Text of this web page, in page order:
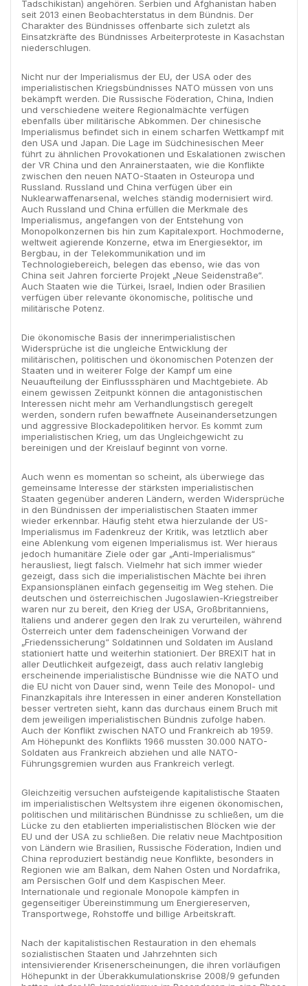
Tadschikistan) angehören. Serbien und Afghanistan haben
seit 2013 einen Beobachterstatus in dem Bündnis. Der
Charakter des Bündnisses offenbarte sich zuletzt als
Einsatzkräfte des Bündnisses Arbeiterproteste in Kasachstan
niederschlugen.
Nicht nur der Imperialismus der EU, der USA oder des
imperialistischen Kriegsbündnisses NATO müssen von uns
bekämpft werden. Die Russische Föderation, China, Indien
und verschiedene weitere Regionalmächte verfügen
ebenfalls über militärische Abkommen. Der chinesische
Imperialismus befindet sich in einem scharfen Wettkampf mit
den USA und Japan. Die Lage im Südchinesischen Meer
führt zu ähnlichen Provokationen und Eskalationen zwischen
der VR China und den Anrainerstaaten, wie die Konflikte
zwischen den neuen NATO-Staaten in Osteuropa und
Russland. Russland und China verfügen über ein
Nuklearwaffenarsenal, welches ständig modernisiert wird.
Auch Russland und China erfüllen die Merkmale des
Imperialismus, angefangen von der Entstehung von
Monopolkonzernen bis hin zum Kapitalexport. Hochmoderne,
weltweit agierende Konzerne, etwa im Energiesektor, im
Bergbau, in der Telekommunikation und im
Technologiebereich, belegen das ebenso, wie das von
China seit Jahren forcierte Projekt „Neue Seidenstraße“.
Auch Staaten wie die Türkei, Israel, Indien oder Brasilien
verfügen über relevante ökonomische, politische und
militärische Potenz.
Die ökonomische Basis der innerimperialistischen
Widersprüche ist die ungleiche Entwicklung der
militärischen, politischen und ökonomischen Potenzen der
Staaten und in weiterer Folge der Kampf um eine
Neuaufteilung der Einflusssphären und Machtgebiete. Ab
einem gewissen Zeitpunkt können die antagonistischen
Interessen nicht mehr am Verhandlungstisch geregelt
werden, sondern rufen bewaffnete Auseinandersetzungen
und aggressive Blockadepolitiken hervor. Es kommt zum
imperialistischen Krieg, um das Ungleichgewicht zu
bereinigen und der Kreislauf beginnt von vorne.
Auch wenn es momentan so scheint, als überwiege das
gemeinsame Interesse der stärksten imperialistischen
Staaten gegenüber anderen Ländern, werden Widersprüche
in den Bündnissen der imperialistischen Staaten immer
wieder erkennbar. Häufig steht etwa hierzulande der US-
Imperialismus im Fadenkreuz der Kritik, was letztlich aber
eine Ablenkung vom eigenen Imperialismus ist. Wer hieraus
jedoch humanitäre Ziele oder gar „Anti-Imperialismus“
herausliest, liegt falsch. Vielmehr hat sich immer wieder
gezeigt, dass sich die imperialistischen Mächte bei ihren
Expansionsplänen einfach gegenseitig im Weg stehen. Die
deutschen und österreichischen Jugoslawien-Kriegstreiber
waren nur zu bereit, den Krieg der USA, Großbritanniens,
Italiens und anderer gegen den Irak zu verurteilen, während
Österreich unter dem fadenscheinigen Vorwand der
„Friedenssicherung“ Soldatinnen und Soldaten im Ausland
stationiert hatte und weiterhin stationiert. Der BREXIT hat in
aller Deutlichkeit aufgezeigt, dass auch relativ langlebig
erscheinende imperialistische Bündnisse wie die NATO und
die EU nicht von Dauer sind, wenn Teile des Monopol- und
Finanzkapitals ihre Interessen in einer anderen Konstellation
besser vertreten sieht, kann das durchaus einem Bruch mit
dem jeweiligen imperialistischen Bündnis zufolge haben.
Auch der Konflikt zwischen NATO und Frankreich ab 1959.
Am Höhepunkt des Konflikts 1966 mussten 30.000 NATO-
Soldaten aus Frankreich abziehen und alle NATO-
Führungsgremien wurden aus Frankreich verlegt.
Gleichzeitig versuchen aufsteigende kapitalistische Staaten
im imperialistischen Weltsystem ihre eigenen ökonomischen,
politischen und militärischen Bündnisse zu schließen, um die
Lücke zu den etablierten imperialistischen Blöcken wie der
EU und der USA zu schließen. Die relativ neue Machtposition
von Ländern wie Brasilien, Russische Föderation, Indien und
China reproduziert beständig neue Konflikte, besonders in
Regionen wie am Balkan, dem Nahen Osten und Nordafrika,
am Persischen Golf und dem Kaspischen Meer.
Internationale und regionale Monopole kämpfen in
gegenseitiger Übereinstimmung um Energiereserven,
Transportwege, Rohstoffe und billige Arbeitskraft.
Nach der kapitalistischen Restauration in den ehemals
sozialistischen Staaten und Jahrzehnten sich
intensivierender Krisenerscheinungen, die ihren vorläufigen
Höhepunkt in der Überakkumulationskrise 2008/9 gefunden